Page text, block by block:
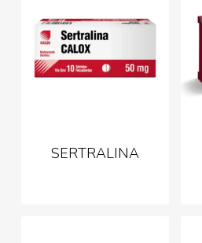
SERTRALINA